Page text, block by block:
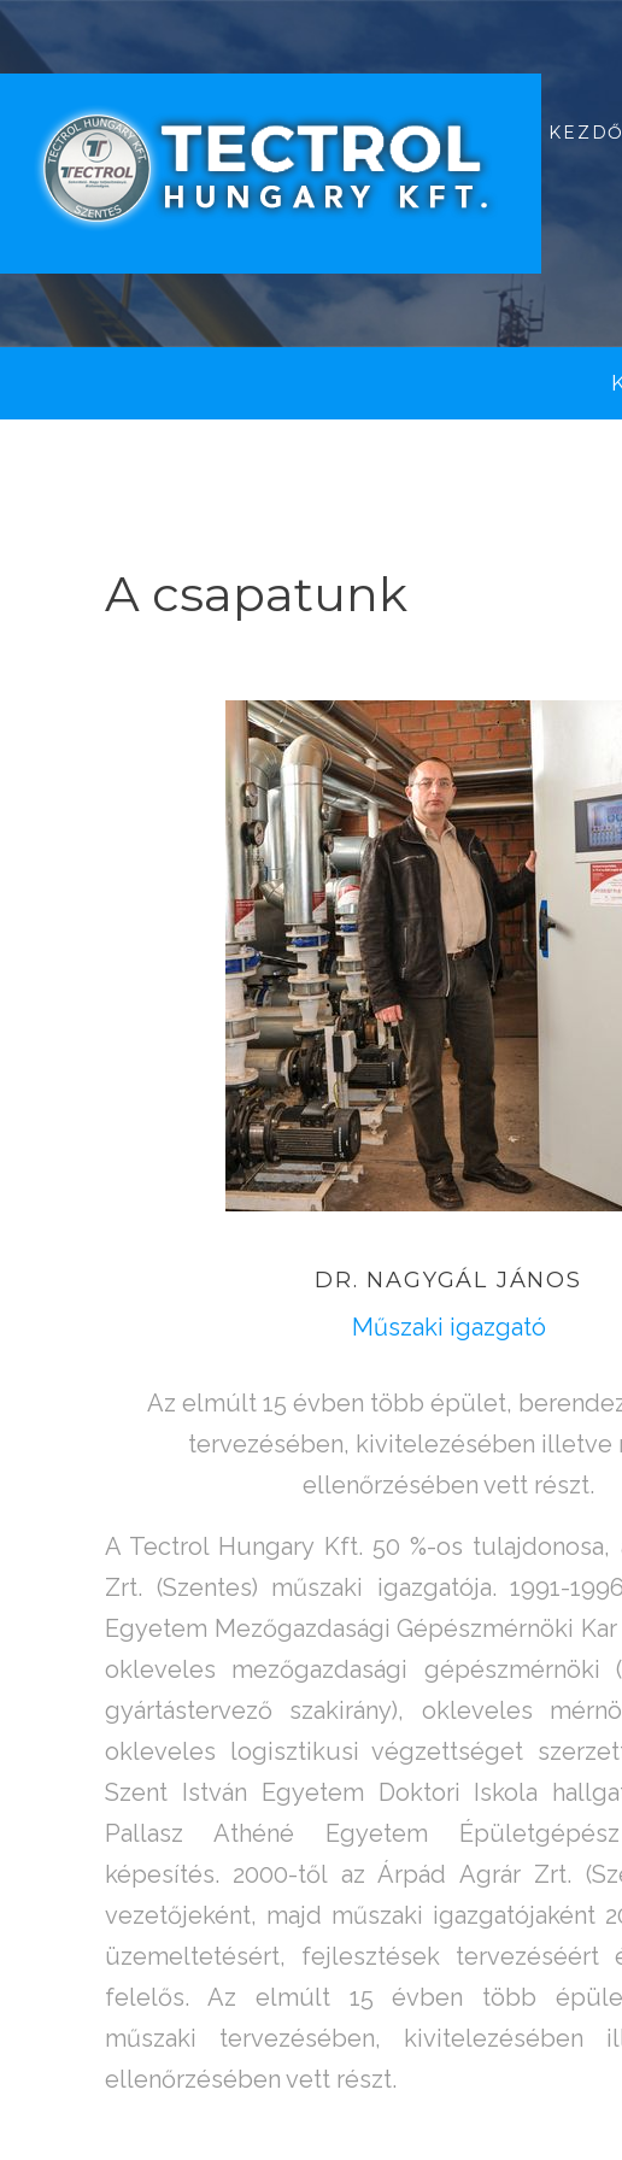
A csapatunk
DR. NAGYGÁL JÁNOS
Műszaki igazgató
Az elmúlt 15 évben több épület,
tervezésében, kivitelezésében illetve
ellenőrzésében vett részt.
A Tectrol Hungary Kft. 50 %-os tulajdonosa,
Zrt. (Szentes) műszaki igazgatója. 1991-
Egyetem Mezőgazdasági Gépészmérnöki
okleveles mezőgazdasági gépészmérnöki
gyártástervező szakirány), okleveles
okleveles logisztikusi végzettséget
Szent István Egyetem Doktori Iskola
Pallasz Athéné Egyetem
képesítés. 2000-től az Árpád Agrár Zrt.
vezetőjeként, majd műszaki igazgatójaként
üzemeltetésért, fejlesztések tervezéséért
felelős. Az elmúlt 15 évben több
műszaki tervezésében, kivitelezésében
ellenőrzésében vett részt.